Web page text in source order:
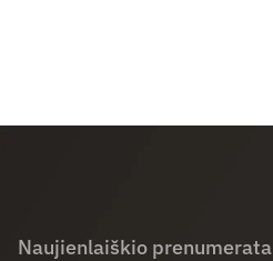
Naujienlaiškio prenumerata